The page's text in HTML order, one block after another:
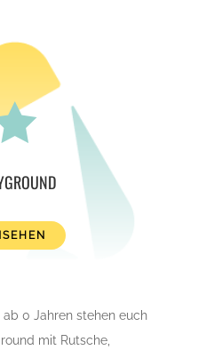
ab 0 Jahren stehen euch
mit Rutsche,